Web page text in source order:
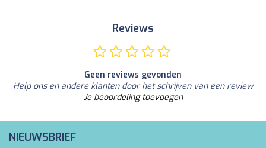
Reviews
Geen reviews gevonden
Help ons en andere klanten door het schrijven van een review
Je beoordeling toevoegen
NIEUWSBRIEF